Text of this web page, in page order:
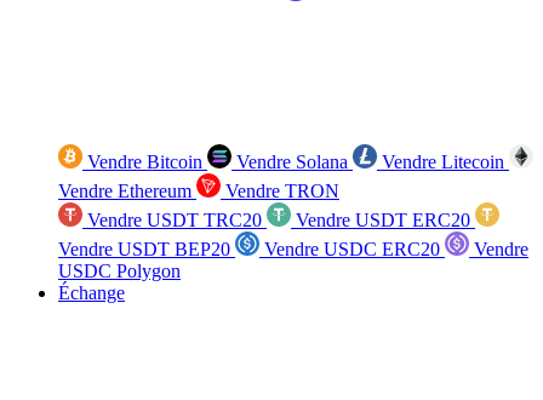
Vendre Bitcoin Vendre Solana
Vendre Litecoin
Vendre Ethereum
Vendre TRON
Vendre USDT TRC20
Vendre USDT ERC20
Vendre USDT BEP20
Vendre USDC ERC20
Vendre
USDC Polygon
Échange